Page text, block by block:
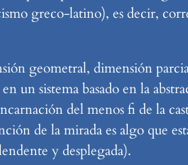
greco-latino), es decir,
geometral, dimensión
un sistema basado en la
del menos fi de la
de la mirada es algo que
y desplegada).